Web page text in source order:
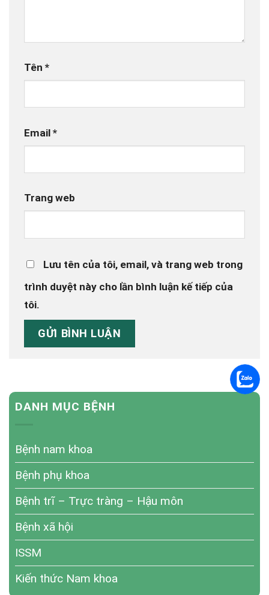
DANH MỤC BỆNH
Bệnh nam khoa
Bệnh phụ khoa
Bệnh trĩ – Trực tràng – Hậu môn
Bệnh xã hội
ISSM
Kiến thức Nam khoa
Tên *
Email *
Trang web
Lưu tên của tôi, email, và trang web trong
trình duyệt này cho lần bình luận kế tiếp của
tôi.